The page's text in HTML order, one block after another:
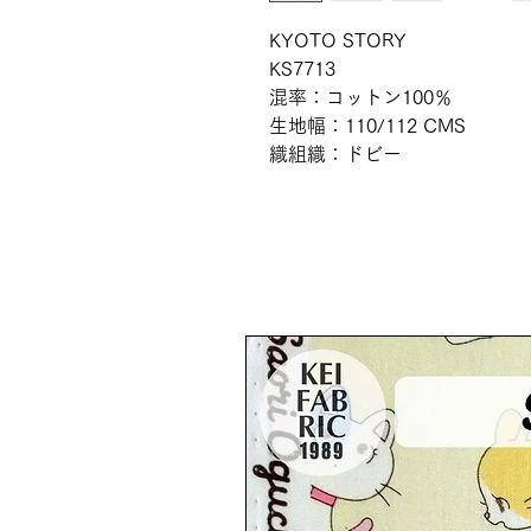
KYOTO STORY
KS7713
混率：コットン100％
生地幅：110/112 CMS
織組織：ドビー